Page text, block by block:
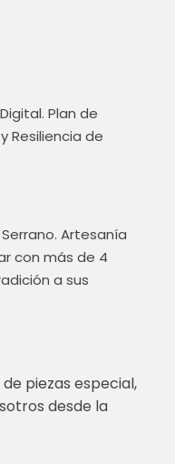
Plan de
Resiliencia de
Artesanía
con más de 4
a sus
piezas especial,
desde la